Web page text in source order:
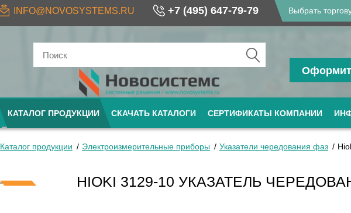
INFO@NOVOSYSTEMS.RU +7 (495) 647-79-79 Выбрать
КАТАЛОГ ПРОДУКЦИИ СКАЧАТЬ КАТАЛОГИ СЕРТИФИКАТЫ КОМПАНИИ
Каталог продукции Электроизмерительные приборы Указатели чередования фаз
HIOKI 3129-10 УКАЗАТЕЛЬ